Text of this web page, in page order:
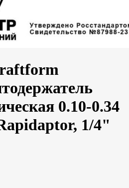
0.10-0.34
1/4"